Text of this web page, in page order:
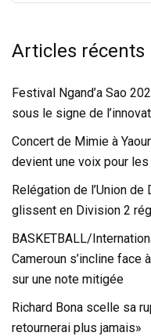
Articles récents
Festival Ngand’a Sao
sous le signe de
Concert de Mimie à
devient une voix pour
Relégation de l’Union
glissent en Division 2
BASKETBALL/
Cameroun s’incline face
sur une note mitigée
Richard Bona scelle sa
retournerai plus jamais»